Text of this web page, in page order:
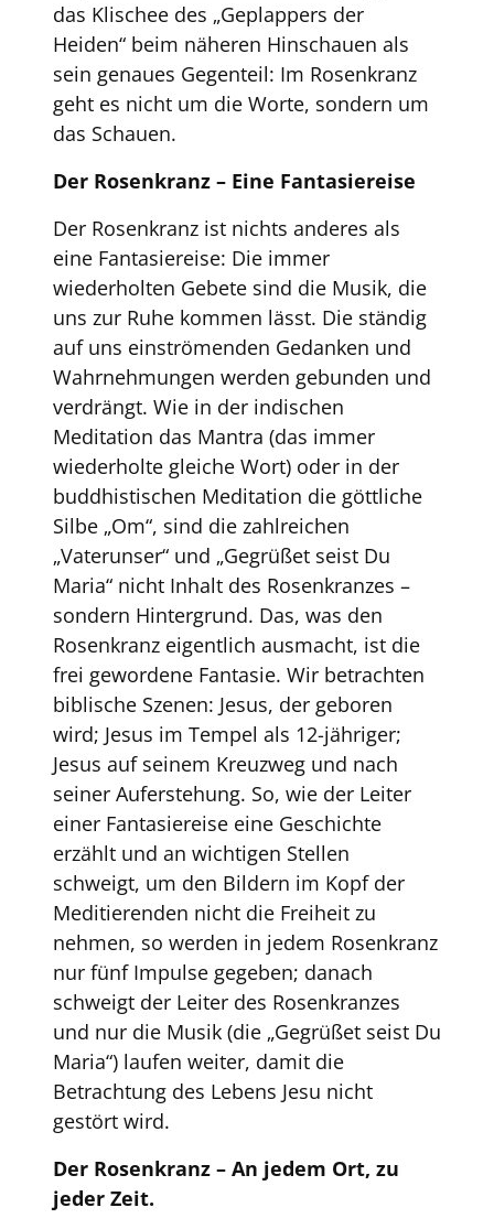
das Klischee des „Geplappers der
Heiden“ beim näheren Hinschauen als
sein genaues Gegenteil: Im Rosenkranz
geht es nicht um die Worte, sondern um
das Schauen.
Der Rosenkranz – Eine Fantasiereise
Der Rosenkranz ist nichts anderes als
eine Fantasiereise: Die immer
wiederholten Gebete sind die Musik, die
uns zur Ruhe kommen lässt. Die ständig
auf uns einströmenden Gedanken und
Wahrnehmungen werden gebunden und
verdrängt. Wie in der indischen
Meditation das Mantra (das immer
wiederholte gleiche Wort) oder in der
buddhistischen Meditation die göttliche
Silbe „Om“, sind die zahlreichen
„Vaterunser“ und „Gegrüßet seist Du
Maria“ nicht Inhalt des Rosenkranzes –
sondern Hintergrund. Das, was den
Rosenkranz eigentlich ausmacht, ist die
frei gewordene Fantasie. Wir betrachten
biblische Szenen: Jesus, der geboren
wird; Jesus im Tempel als 12-jähriger;
Jesus auf seinem Kreuzweg und nach
seiner Auferstehung. So, wie der Leiter
einer Fantasiereise eine Geschichte
erzählt und an wichtigen Stellen
schweigt, um den Bildern im Kopf der
Meditierenden nicht die Freiheit zu
nehmen, so werden in jedem Rosenkranz
nur fünf Impulse gegeben; danach
schweigt der Leiter des Rosenkranzes
und nur die Musik (die „Gegrüßet seist Du
Maria“) laufen weiter, damit die
Betrachtung des Lebens Jesu nicht
gestört wird.
Der Rosenkranz – An jedem Ort, zu
jeder Zeit.